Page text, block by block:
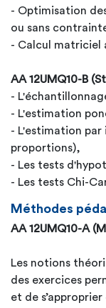
- Optimisation
ou sans
- Calcul matriciel
AA 12UMQ10-B
-
- L'estimation
- L'estimation par
proportions),
- Les tests
- Les tests Chi-
Méthodes
AA 12UMQ10-A
Les notions
des exercices
et de